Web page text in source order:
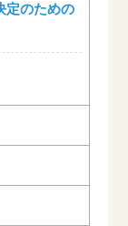
定のための